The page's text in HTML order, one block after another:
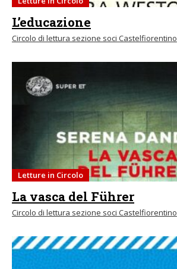
L’educazione
Circolo di lettura sezione soci Castelfiorentino
Letture in Circolo
La vasca del Führer
Circolo di lettura sezione soci Castelfiorentino